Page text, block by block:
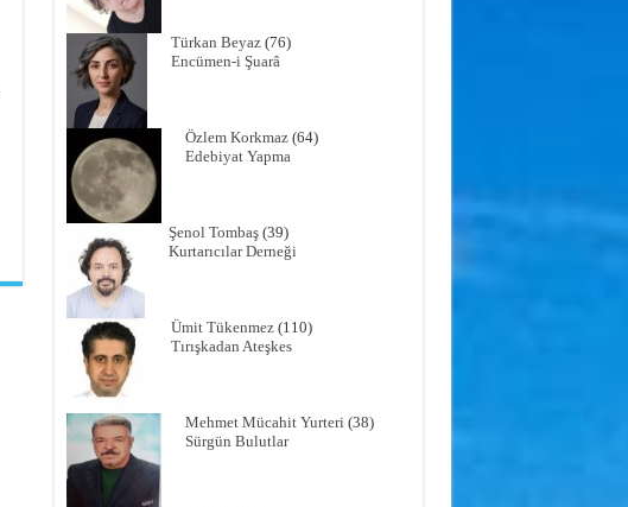
Türkan Beyaz(76)
Encümen-i Şuarâ
Özlem Korkmaz(64)
Edebiyat Yapma
Şenol Tombaş(39)
Kurtarıcılar Derneği
Ümit Tükenmez(110)
Tırışkadan Ateşkes
Mehmet Mücahit Yurteri(38)
Sürgün Bulutlar